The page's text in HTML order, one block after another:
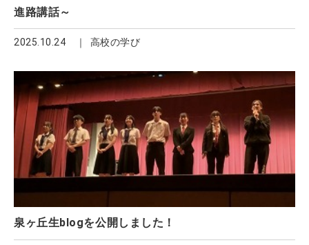
進路講話～
2025.10.24 高校の学び
泉ヶ丘生blogを公開しました！